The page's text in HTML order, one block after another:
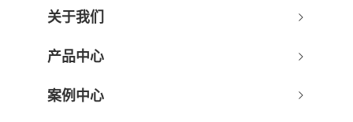
关于我们
产品中心
案例中心